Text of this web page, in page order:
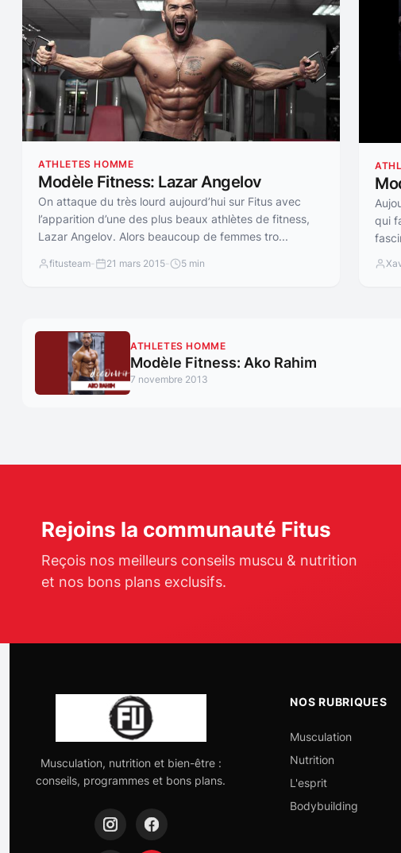
ATHLETES HOMME
Modèle Fitness: Lazar Angelov
On attaque du très lourd aujourd’hui sur Fitus avec
l’apparition d’une des plus beaux athlètes de fitness,
Lazar Angelov. Alors beaucoup de femmes tro...
fitusteam- 21 mars 2015- 5 min
qui
ATHLETES HOMME
Modèle Fitness: Ako Rahim
7 novembre 2013
Rejoins la communauté Fitus
Reçois nos meilleurs conseils muscu & nutrition
et nos bons plans exclusifs.
Musculation, nutrition et bien-être :
conseils, programmes et bons plans.
NOS RUBRIQUES
Musculation
Nutrition
L'esprit
Bodybuilding